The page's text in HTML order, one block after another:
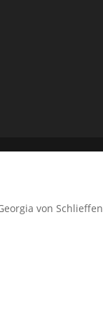
von Schlieffen